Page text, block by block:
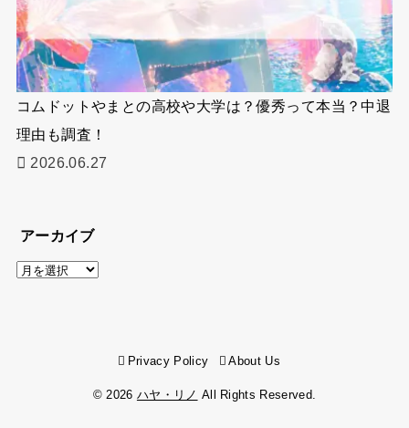
コムドットやまとの高校や大学は？優秀って本当？中退
理由も調査！
2026.06.27
アーカイブ
ア
Privacy Policy About Us
© 2026 ハヤ・リノ All Rights Reserved.